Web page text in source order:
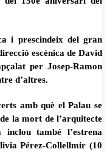
i prescindeix del gran
escènica de David
per Josep-Ramon
d’altres.
amb què el Palau se
la mort de l’arquitecte
també l’estrena
Pérez-Collellmir (10